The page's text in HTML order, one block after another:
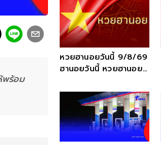
พร้อม
หวยฮานอยวันนี้ 9/8/69
ฮานอยวันนี้ หวยฮานอย
ส.ค.69